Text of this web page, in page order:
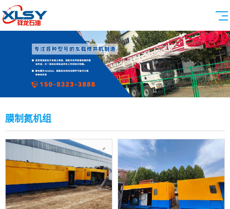
膜制氮机组